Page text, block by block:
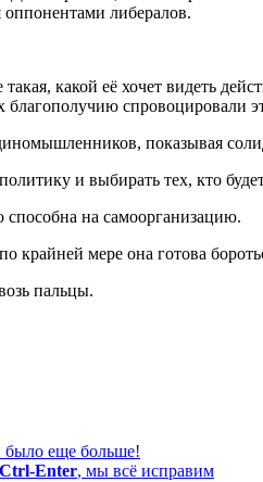
либералов.
какой её хочет видеть
спровоцировали
показывая
и выбирать тех, кто
на самоорганизацию.
мере она готова
пальцы.
было еще больше!
Ctrl-Enter, мы всё исправим